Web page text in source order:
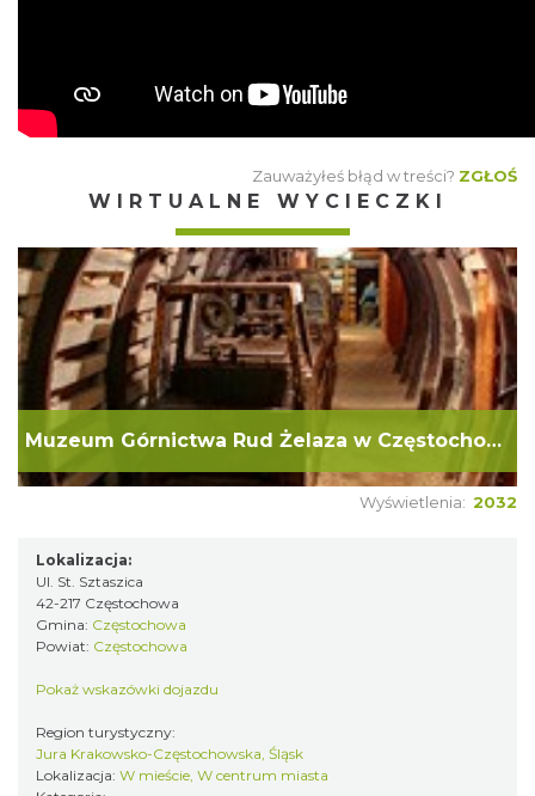
Zauważyłeś błąd w treści? ZGŁOŚ
WIRTUALNE WYCIECZKI
Muzeum Górnictwa Rud Żelaza w Częstochowie
Wyświetlenia: 2032
Lokalizacja:
Ul. St. Sztaszica
42-217 Częstochowa
Gmina: Częstochowa
Powiat: Częstochowa
Pokaż wskazówki dojazdu
Region turystyczny:
Jura Krakowsko-Częstochowska, Śląsk
Lokalizacja: W mieście, W centrum miasta